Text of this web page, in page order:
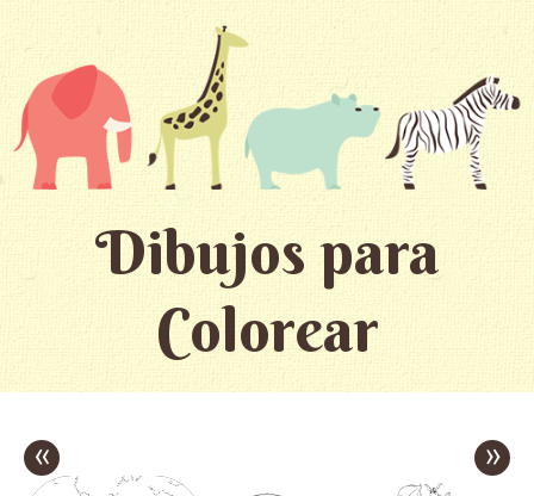
Dibujos para
Colorear
« »